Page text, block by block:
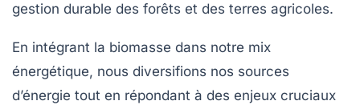
gestion durable des forêts et des terres agricoles.
En intégrant la biomasse dans notre mix
énergétique, nous diversifions nos sources
d’énergie tout en répondant à des enjeux cruciaux